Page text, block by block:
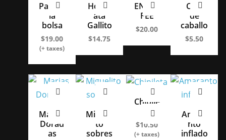
Palebo
la
bolsa
$19.00
(+ taxes)
Horch
ata
Gallito
$14.75
ENVIO
FEE
$20.00
Cola
de
caballo
$5.50
Marias
Dorad
as
Migueli
to
sobres
Chipile
$10.50
(+ taxes)
Amara
nto
inflado